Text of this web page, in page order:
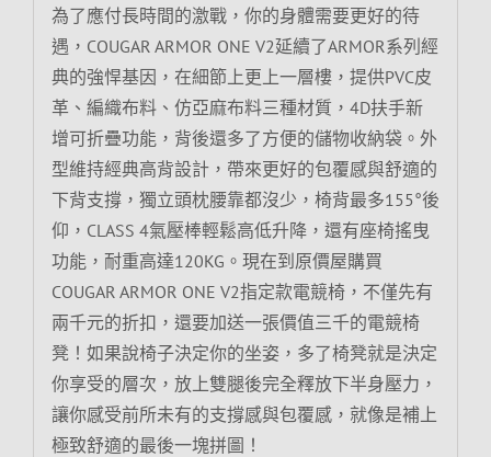
為了應付長時間的激戰，你的身體需要更好的待
遇，COUGAR ARMOR ONE V2延續了ARMOR系列經
典的強悍基因，在細節上更上一層樓，提供PVC皮
革、編織布料、仿亞麻布料三種材質，4D扶手新
增可折疊功能，背後還多了方便的儲物收納袋。外
型維持經典高背設計，帶來更好的包覆感與舒適的
下背支撐，獨立頭枕腰靠都沒少，椅背最多155°後
仰，CLASS 4氣壓棒輕鬆高低升降，還有座椅搖曳
功能，耐重高達120KG。現在到原價屋購買
COUGAR ARMOR ONE V2指定款電競椅，不僅先有
兩千元的折扣，還要加送一張價值三千的電競椅
凳！如果說椅子決定你的坐姿，多了椅凳就是決定
你享受的層次，放上雙腿後完全釋放下半身壓力，
讓你感受前所未有的支撐感與包覆感，就像是補上
極致舒適的最後一塊拼圖！